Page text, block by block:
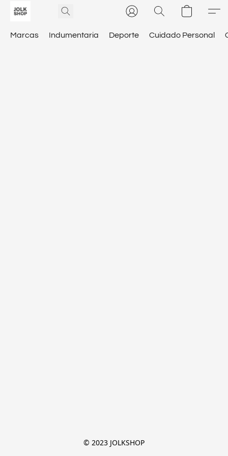
Marcas Indumentaria Deporte Cuidado Personal
© 2023 JOLKSHOP